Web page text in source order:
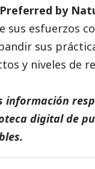
Preferred by
sus esfuerzos
sus
y niveles de
información
digital de